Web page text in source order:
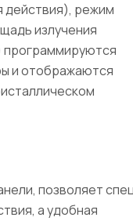
действия), режим
излучения
программируются
и отображаются
позволяет
а удобная